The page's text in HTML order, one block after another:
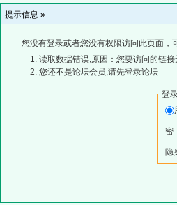
提示信息 »
您没有登录或者您没有权限访问此页面，
读取数据错误,原因：您要访问的链
您还不是论坛会员,请先登录论坛
登
密
隐